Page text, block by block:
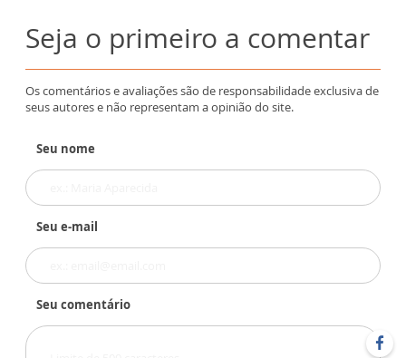
Seja o primeiro a comentar
Os comentários e avaliações são de responsabilidade exclusiva de
seus autores e não representam a opinião do site.
Seu nome
Seu e-mail
Seu comentário